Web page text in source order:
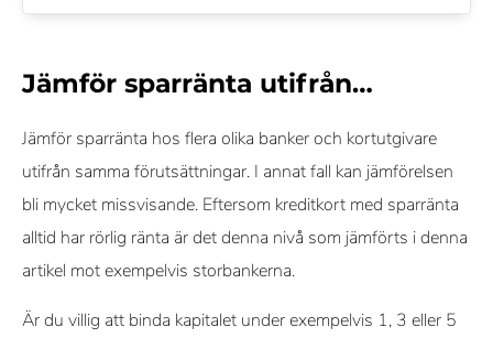
Jämför sparränta utifrån…
Jämför sparränta hos flera olika banker och kortutgivare
utifrån samma förutsättningar. I annat fall kan jämförelsen
bli mycket missvisande. Eftersom kreditkort med sparränta
alltid har rörlig ränta är det denna nivå som jämförts i denna
artikel mot exempelvis storbankerna.
Är du villig att binda kapitalet under exempelvis 1, 3 eller 5